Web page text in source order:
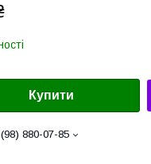
Купити
880-07-85